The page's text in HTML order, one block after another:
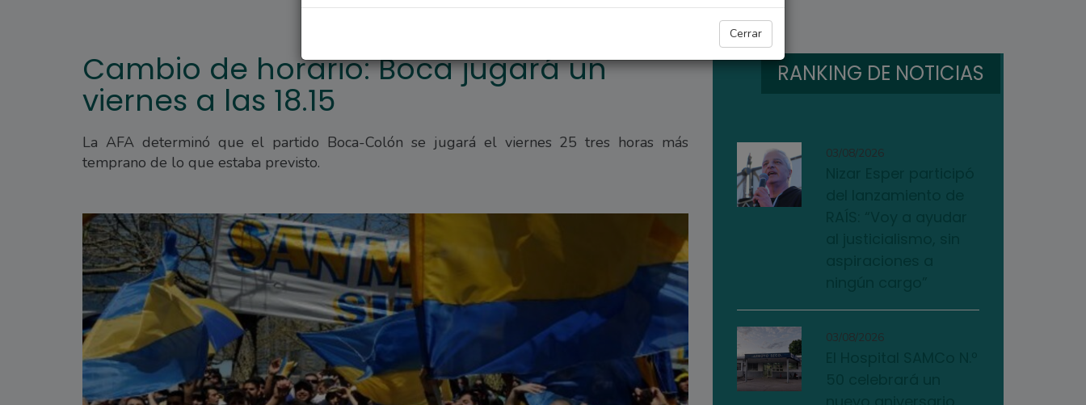
Cerrar
Cambio de horario: Boca jugará un
viernes a las 18.15
La AFA determinó que el partido Boca-Colón se jugará el viernes 25 tres horas más
temprano de lo que estaba previsto.
RANKING DE NOTICIAS
03/08/2026
03/08/2026